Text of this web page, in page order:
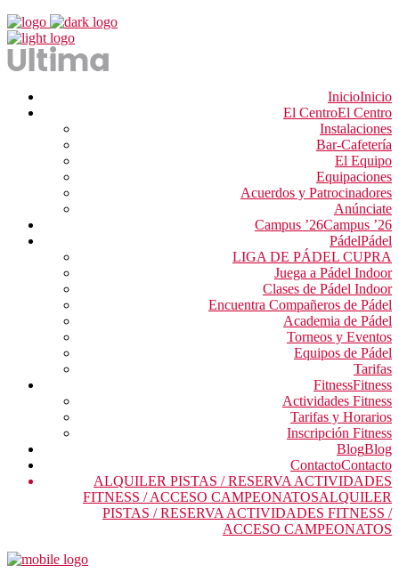
InicioInicio
El CentroEl Centro
Instalaciones
Bar-Cafetería
El Equipo
Equipaciones
Acuerdos y Patrocinadores
Anúnciate
Campus ’26Campus ’26
PádelPádel
LIGA DE PÁDEL CUPRA
Juega a Pádel Indoor
Clases de Pádel Indoor
Encuentra Compañeros de Pádel
Academia de Pádel
Torneos y Eventos
Equipos de Pádel
Tarifas
FitnessFitness
Actividades Fitness
Tarifas y Horarios
Inscripción Fitness
BlogBlog
ContactoContacto
ALQUILER PISTAS / RESERVA ACTIVIDADES
FITNESS / ACCESO CAMPEONATOSALQUILER
PISTAS / RESERVA ACTIVIDADES FITNESS /
ACCESO CAMPEONATOS